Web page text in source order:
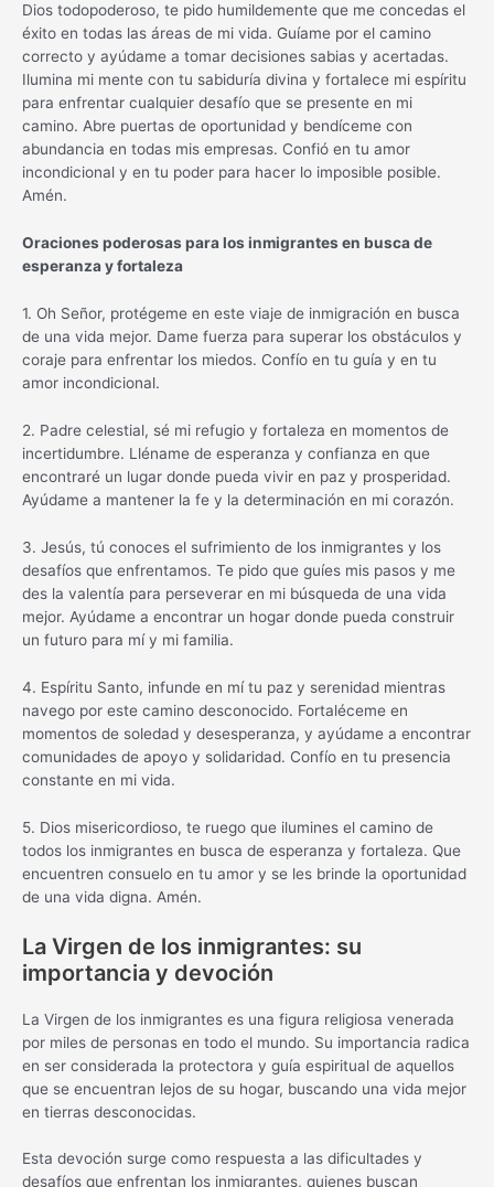
Dios todopoderoso, te pido humildemente que me concedas el
éxito en todas las áreas de mi vida. Guíame por el camino
correcto y ayúdame a tomar decisiones sabias y acertadas.
Ilumina mi mente con tu sabiduría divina y fortalece mi espíritu
para enfrentar cualquier desafío que se presente en mi
camino. Abre puertas de oportunidad y bendíceme con
abundancia en todas mis empresas. Confió en tu amor
incondicional y en tu poder para hacer lo imposible posible.
Amén.
Oraciones poderosas para los inmigrantes en busca de
esperanza y fortaleza
1. Oh Señor, protégeme en este viaje de inmigración en busca
de una vida mejor. Dame fuerza para superar los obstáculos y
coraje para enfrentar los miedos. Confío en tu guía y en tu
amor incondicional.
2. Padre celestial, sé mi refugio y fortaleza en momentos de
incertidumbre. Lléname de esperanza y confianza en que
encontraré un lugar donde pueda vivir en paz y prosperidad.
Ayúdame a mantener la fe y la determinación en mi corazón.
3. Jesús, tú conoces el sufrimiento de los inmigrantes y los
desafíos que enfrentamos. Te pido que guíes mis pasos y me
des la valentía para perseverar en mi búsqueda de una vida
mejor. Ayúdame a encontrar un hogar donde pueda construir
un futuro para mí y mi familia.
4. Espíritu Santo, infunde en mí tu paz y serenidad mientras
navego por este camino desconocido. Fortaléceme en
momentos de soledad y desesperanza, y ayúdame a encontrar
comunidades de apoyo y solidaridad. Confío en tu presencia
constante en mi vida.
5. Dios misericordioso, te ruego que ilumines el camino de
todos los inmigrantes en busca de esperanza y fortaleza. Que
encuentren consuelo en tu amor y se les brinde la oportunidad
de una vida digna. Amén.
La Virgen de los inmigrantes: su
importancia y devoción
La Virgen de los inmigrantes es una figura religiosa venerada
por miles de personas en todo el mundo. Su importancia radica
en ser considerada la protectora y guía espiritual de aquellos
que se encuentran lejos de su hogar, buscando una vida mejor
en tierras desconocidas.
Esta devoción surge como respuesta a las dificultades y
desafíos que enfrentan los inmigrantes, quienes buscan